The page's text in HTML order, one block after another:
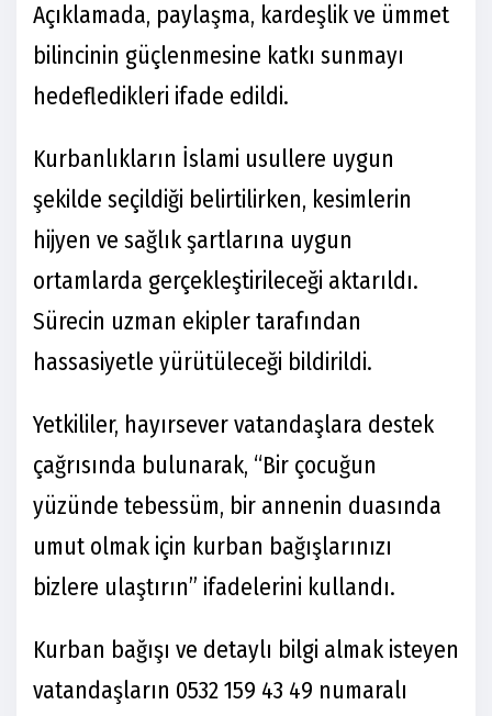
Açıklamada, paylaşma, kardeşlik ve ümmet
bilincinin güçlenmesine katkı sunmayı
hedefledikleri ifade edildi.
Kurbanlıkların İslami usullere uygun
şekilde seçildiği belirtilirken, kesimlerin
hijyen ve sağlık şartlarına uygun
ortamlarda gerçekleştirileceği aktarıldı.
Sürecin uzman ekipler tarafından
hassasiyetle yürütüleceği bildirildi.
Yetkililer, hayırsever vatandaşlara destek
çağrısında bulunarak, “Bir çocuğun
yüzünde tebessüm, bir annenin duasında
umut olmak için kurban bağışlarınızı
bizlere ulaştırın” ifadelerini kullandı.
Kurban bağışı ve detaylı bilgi almak isteyen
vatandaşların 0532 159 43 49 numaralı